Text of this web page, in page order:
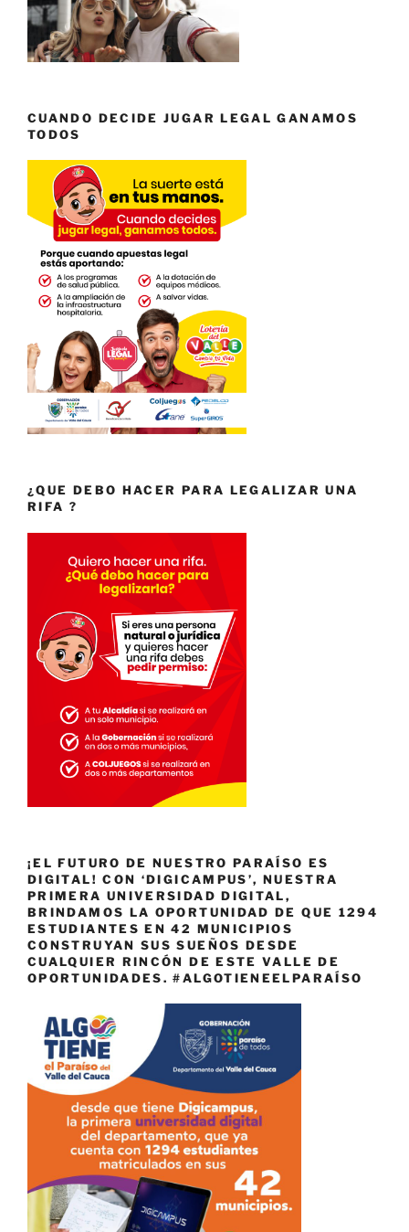
CUANDO DECIDE JUGAR LEGAL GANAMOS
TODOS
¿QUE DEBO HACER PARA LEGALIZAR UNA
RIFA ?
¡EL FUTURO DE NUESTRO PARAÍSO ES
DIGITAL! CON ‘DIGICAMPUS’, NUESTRA
PRIMERA UNIVERSIDAD DIGITAL,
BRINDAMOS LA OPORTUNIDAD DE QUE 1294
ESTUDIANTES EN 42 MUNICIPIOS
CONSTRUYAN SUS SUEÑOS DESDE
CUALQUIER RINCÓN DE ESTE VALLE DE
OPORTUNIDADES. #ALGOTIENEELPARAÍSO